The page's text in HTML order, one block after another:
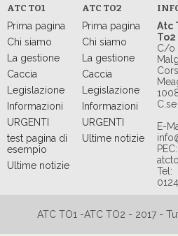
ATC TO1
Prima pagina
Chi siamo
La gestione
Caccia
Legislazione
Informazioni
URGENTI
test pagina di
esempio
Ultime notizie
ATC TO2
Prima pagina
Chi siamo
La gestione
Caccia
Legislazione
Informazioni
URGENTI
Ultime notizie
Atc
To2
C/o
E-
PEC:
Tel:
ATC TO1 -ATC TO2 - 2017 -